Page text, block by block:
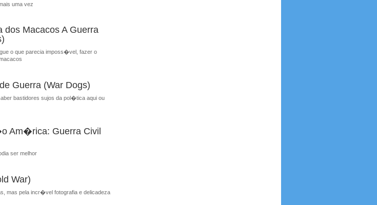
uma vez
Macacos A Guerra
o que parecia imposs�vel, fazer o
Guerra (War Dogs)
bastidores sujos da pol�tica aqui ou
Am�rica: Guerra Civil
ser melhor
War)
mas pela incr�vel fotografia e delicadeza